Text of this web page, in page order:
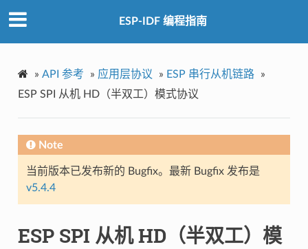
ESP-IDF 编程指南
» API 参考 » 应用层协议 » ESP 串行从机链路
»
ESP SPI 从机 HD（半双工）模式协议
Note
当前版本已发布新的 Bugfix。最新 Bugfix 发布是
v5.4.4
ESP SPI 从机 HD（半双工）模